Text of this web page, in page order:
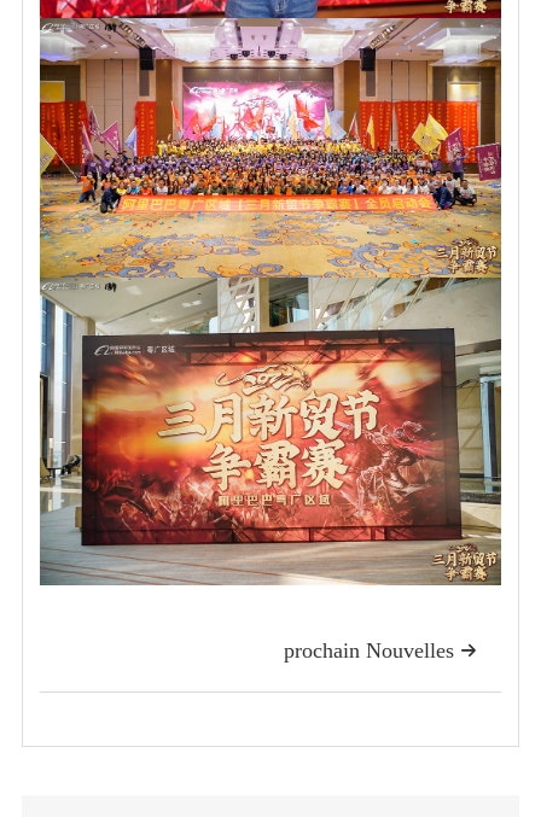

prochain Nouvelles